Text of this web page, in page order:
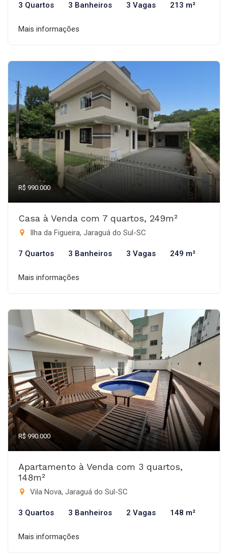
3 Quartos 3 Banheiros 3 Vagas 213 m²
Mais informações
R$ 990.000
Casa à Venda com 7 quartos, 249m²
Ilha da Figueira, Jaraguá do Sul-SC
7 Quartos 3 Banheiros 3 Vagas 249 m²
Mais informações
R$ 990.000
Apartamento à Venda com 3 quartos,
148m²
Vila Nova, Jaraguá do Sul-SC
3 Quartos 3 Banheiros 2 Vagas 148 m²
Mais informações